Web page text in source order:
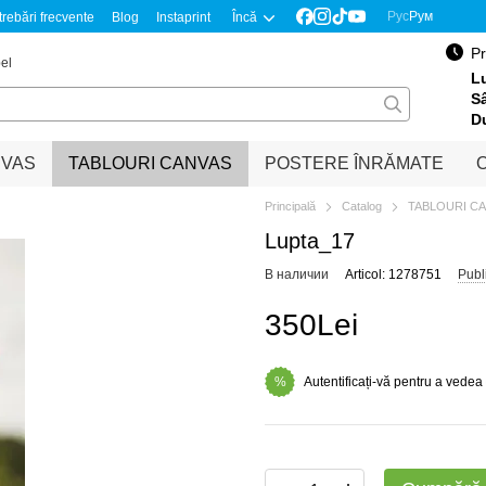
frecvente Blog Instaprint Încă РусРум
TABLOURI CANVAS POSTERE ÎNRĂMATE
Principală Catalog TABLOURI
Lupta_17
В наличии Articol: 1278751
350Lei
% Autentificați-vă pentru a